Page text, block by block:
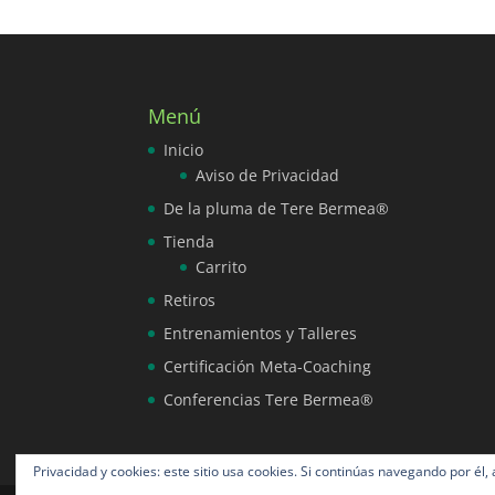
Menú
Inicio
Aviso de Privacidad
De la pluma de Tere Bermea®
Tienda
Carrito
Retiros
Entrenamientos y Talleres
Certificación Meta-Coaching
Conferencias Tere Bermea®
Privacidad y cookies: este sitio usa cookies. Si continúas navegando por él,